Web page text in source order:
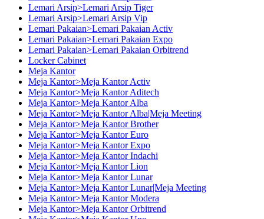
Lemari Arsip>Lemari Arsip Tiger
Lemari Arsip>Lemari Arsip Vip
Lemari Pakaian>Lemari Pakaian Activ
Lemari Pakaian>Lemari Pakaian Expo
Lemari Pakaian>Lemari Pakaian Orbitrend
Locker Cabinet
Meja Kantor
Meja Kantor>Meja Kantor Activ
Meja Kantor>Meja Kantor Aditech
Meja Kantor>Meja Kantor Alba
Meja Kantor>Meja Kantor Alba|Meja Meeting
Meja Kantor>Meja Kantor Brother
Meja Kantor>Meja Kantor Euro
Meja Kantor>Meja Kantor Expo
Meja Kantor>Meja Kantor Indachi
Meja Kantor>Meja Kantor Lion
Meja Kantor>Meja Kantor Lunar
Meja Kantor>Meja Kantor Lunar|Meja Meeting
Meja Kantor>Meja Kantor Modera
Meja Kantor>Meja Kantor Orbitrend